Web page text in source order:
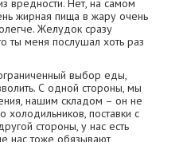
вредности. Нет, на самом
жирная пища в жару очень
Желудок сразу
ты меня послушал хоть раз
выбор еды,
С одной стороны, мы
нашим складом – он не
холодильников, поставки с
стороны, у нас есть